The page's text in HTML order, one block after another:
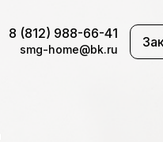
8 (812) 988-66-41
smg-home@bk.ru